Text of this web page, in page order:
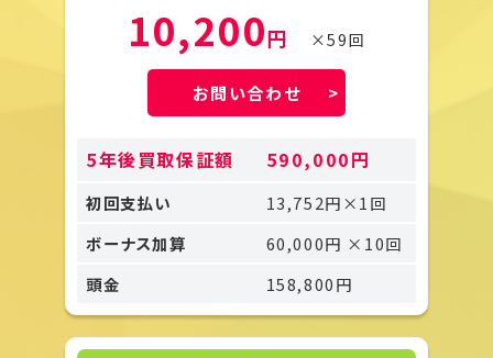
10,200円 ×59回
お問い合わせ
5年後買取保証額 590,000円
初回支払い
13,752円×1回
ボーナス加算
60,000円 ×10回
頭金
158,800円